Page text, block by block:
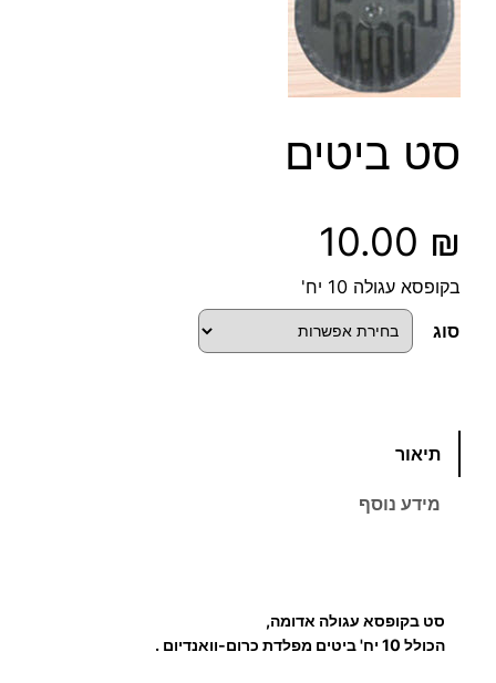
סט ביטים
10.00 ₪
בקופסא עגולה 10 יח'
סוג
כ
ו
תיאור
מידע נוסף
סט בקופסא עגולה אדומה,
הכולל 10 יח' ביטים מפלדת כרום-וואנדיום .